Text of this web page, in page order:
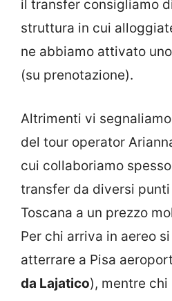
il transfer consigliamo
struttura in cui
ne abbiamo attivato
(su prenotazione).
Altrimenti vi
del tour operator
cui collaboriamo
transfer da diversi
Toscana a un prezzo
Per chi arriva in aereo
atterrare a Pisa
da Lajatico), mentre